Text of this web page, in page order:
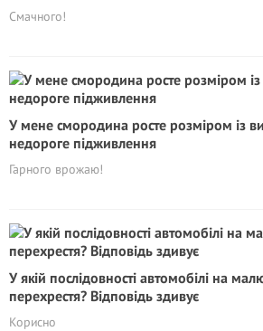
Смачного!
У мене смородина росте розміром із
недороге підживлення
Гарного врожаю!
У якій послідовності автомобілі на
перехрестя? Відповідь здивує
Корисно